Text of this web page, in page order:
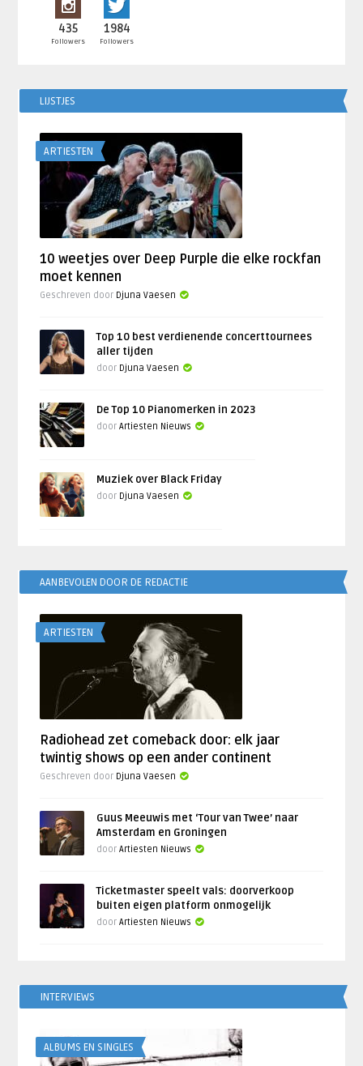
435
Followers
1984
Followers
LIJSTJES
ARTIESTEN
10 weetjes over Deep Purple die elke rockfan
moet kennen
Geschreven door Djuna Vaesen
Top 10 best verdienende concerttournees
aller tijden
door Djuna Vaesen
De Top 10 Pianomerken in 2023
doorArtiesten Nieuws
Muziek over Black Friday
door Djuna Vaesen
AANBEVOLEN DOOR DE REDACTIE
ARTIESTEN
Radiohead zet comeback door: elk jaar
twintig shows op een ander continent
Geschreven door Djuna Vaesen
Guus Meeuwis met ‘Tour van Twee’ naar
Amsterdam en Groningen
doorArtiesten Nieuws
Ticketmaster speelt vals: doorverkoop
buiten eigen platform onmogelijk
doorArtiesten Nieuws
INTERVIEWS
ALBUMS EN SINGLES